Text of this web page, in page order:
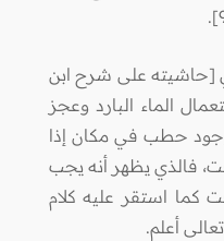
[حاشيته على شرح ابن
الماء البارد وعجز
حطب في مكان إذا
فالذي يظهر أنه يجب
استقر عليه كلام
أعلم.